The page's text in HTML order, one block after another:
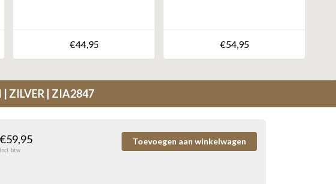
€44,95 €54,95
ZILVER | ZIA2847
€59,95
Incl. btw